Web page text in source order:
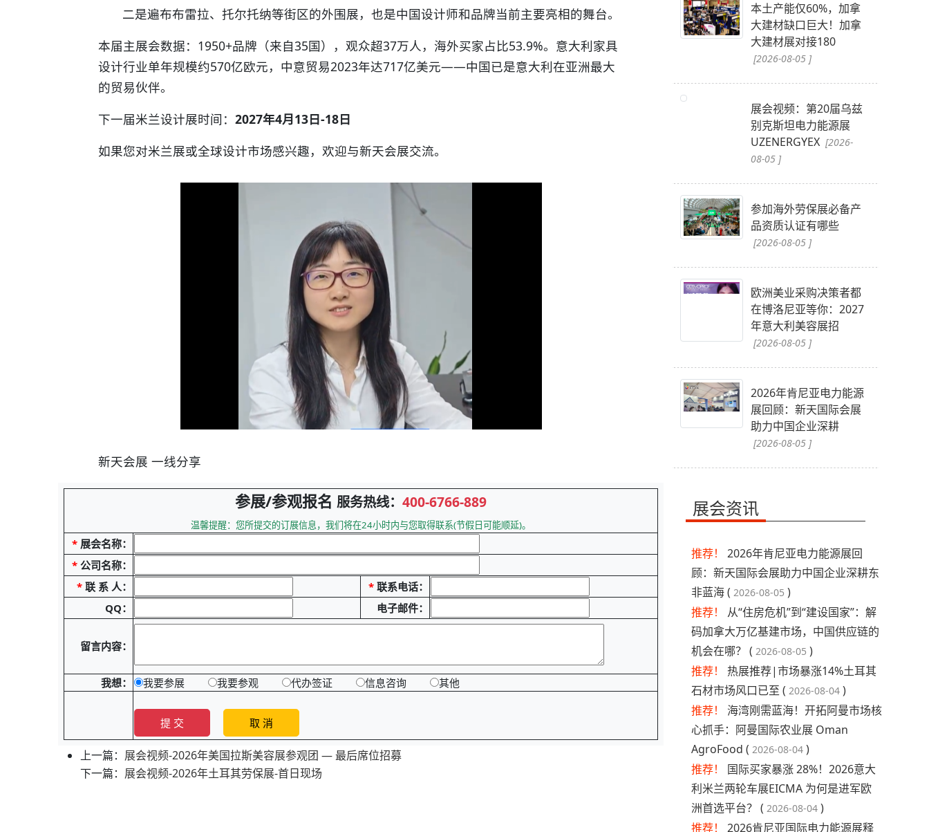
二是遍布布雷拉、托尔托纳等街区的外围展，也是中国设计师和品牌当前主要亮相的舞台。
本届主展会数据：1950+品牌（来自35国），观众超37万人，海外买家占比53.9%。意大利家具
设计行业单年规模约570亿欧元，中意贸易2023年达717亿美元——中国已是意大利在亚洲最大
的贸易伙伴。
下一届米兰设计展时间： 2027年4月13日-18日
如果您对米兰展或全球设计市场感兴趣，欢迎与新天会展交流。
新天会展 一线分享
参展/参观报名 服务热线： 400-6766-889
温馨提醒：您所提交的订展信息，我们将在24小时内与您取得联系(节假日可能顺延)。
* 展会名称：
* 公司名称：
* 联 系 人： * 联系电话：
QQ：
电子邮件：
留言内容：
我想： 我要参展 我要参观 代办签证 信息咨询 其他
上一篇： 展会视频-2026年美国拉斯美容展参观团 — 最后席位招募
下一篇： 展会视频-2026年土耳其劳保展-首日现场
本土产能仅60%，加拿
大建材缺口巨大！加拿
大建材展对接180
[2026-08-05 ]
展会视频：第20届乌兹
别克斯坦电力能源展
UZENERGYEX [2026-
08-05 ]
参加海外劳保展必备产
品资质认证有哪些
[2026-08-05 ]
欧洲美业采购决策者都
在博洛尼亚等你：2027
年意大利美容展招
[2026-08-05 ]
2026年肯尼亚电力能源
展回顾：新天国际会展
助力中国企业深耕
[2026-08-05 ]
展会资讯
推荐！
2026年肯尼亚电力能源展回
顾：新天国际会展助力中国企业深耕东
非蓝海 ( 2026-08-05 )
推荐！
从“住房危机”到“建设国家”：解
码加拿大万亿基建市场，中国供应链的
机会在哪？ ( 2026-08-05 )
推荐！
热展推荐|市场暴涨14%土耳其
石材市场风口已至 ( 2026-08-04 )
推荐！
海湾刚需蓝海！开拓阿曼市场核
心抓手：阿曼国际农业展 Oman
AgroFood ( 2026-08-04 )
推荐！
国际买家暴涨 28%！2026意大
利米兰两轮车展EICMA 为何是进军欧
洲首选平台？ ( 2026-08-04 )
推荐！
2026肯尼亚国际电力能源展释